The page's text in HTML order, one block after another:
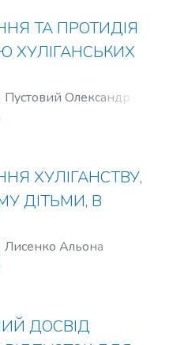
ТА ПРОТИДІЯ
ХУЛІГАНСЬКИХ
Пустовий Олександр
ХУЛІГАНСТВУ,
ДІТЬМИ, В
Лисенко Альона
ДОСВІД